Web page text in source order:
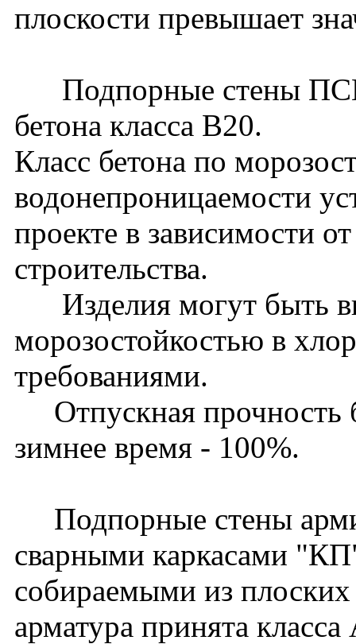
плоскости превышает
Подпорные стены
бетона класса В20.
Класс бетона по
водонепроницаемости
проекте в зависимости
строительства.
Изделия могут быть
морозостойкостью в
требованиями.
Отпускная прочность
зимнее время - 100%.
Подпорные стены
сварными каркасами
собираемыми из
арматура принята